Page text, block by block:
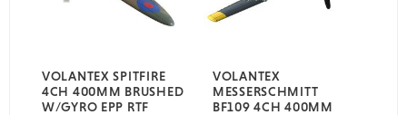
VOLANTEX SPITFIRE
4CH 400MM BRUSHED
W/GYRO EPP RTF
VOLANTEX
MESSERSCHMITT
BF109 4CH 400MM